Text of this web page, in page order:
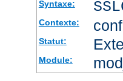
Syntaxe:
Contexte:
Statut:
Module: